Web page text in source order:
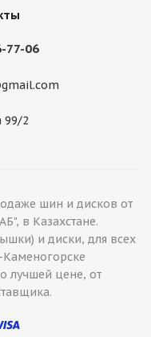
77-06
99/2
шин и дисков от
в Казахстане.
и диски, для всех
Каменогорске
от